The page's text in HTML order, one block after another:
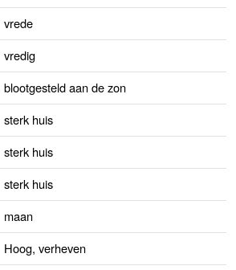
vrede
vredig
blootgesteld aan de zon
sterk huis
sterk huis
sterk huis
maan
Hoog, verheven